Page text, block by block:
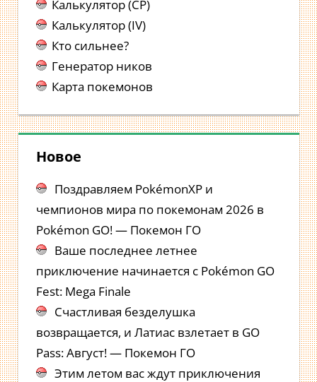
Калькулятор (CP)
Калькулятор (IV)
Кто сильнее?
Генератор ников
Карта покемонов
Новое
Поздравляем PokémonXP и
чемпионов мира по покемонам 2026 в
Pokémon GO! — Покемон ГО
Ваше последнее летнее
приключение начинается с Pokémon GO
Fest: Mega Finale
Счастливая безделушка
возвращается, и Латиас взлетает в GO
Pass: Август! — Покемон ГО
Этим летом вас ждут приключения